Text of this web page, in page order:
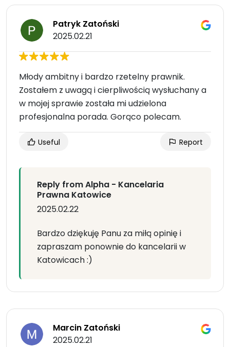
Patryk Zatoński
2025.02.21
Młody ambitny i bardzo rzetelny prawnik.
Zostałem z uwagą i cierpliwością wysłuchany a
w mojej sprawie została mi udzielona
profesjonalna porada. Gorąco polecam.
Useful Report
Reply from Alpha - Kancelaria
Prawna Katowice
2025.02.22
Bardzo dziękuję Panu za miłą opinię i
zapraszam ponownie do kancelarii w
Katowicach :)
Marcin Zatoński
2025.02.21